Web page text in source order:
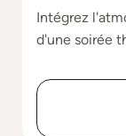
Intégrez
d'une soirée
légendaire.